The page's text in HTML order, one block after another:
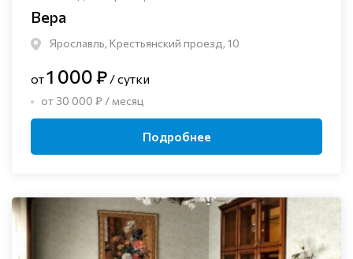
Вера
Ярославль, Крестьянский проезд, 10
от1 000 ₽ / сутки
от 30 000 ₽ / месяц
Подробнее